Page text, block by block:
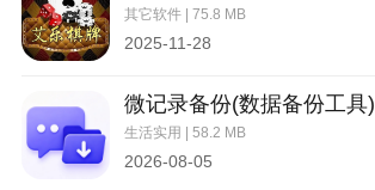
其它软件 | 75.8 MB
2025-11-28
微记录备份(数据备份工具)
生活实用 | 58.2 MB
2026-08-05